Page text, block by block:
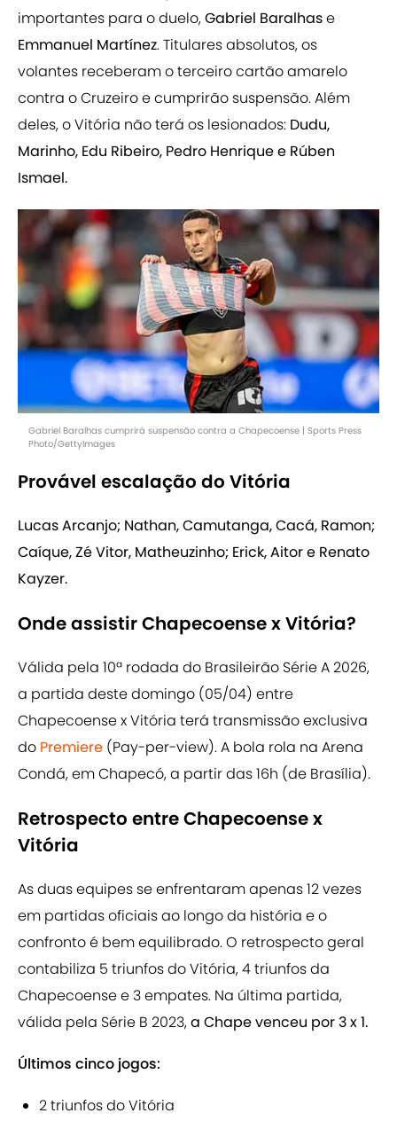
importantes para o duelo,Gabriel Baralhase
Emmanuel Martínez. Titulares absolutos, os
volantes receberam o terceiro cartão amarelo
contra o Cruzeiro e cumprirão suspensão. Além
deles, o Vitória não terá os lesionados: Dudu,
Marinho, Edu Ribeiro, Pedro Henrique e Rúben
Ismael.
Gabriel Baralhas cumprirá suspensão contra a Chapecoense | Sports Press
Photo/GettyImages
Provável escalação do Vitória
Lucas Arcanjo; Nathan, Camutanga, Cacá, Ramon;
Caíque, Zé Vitor, Matheuzinho; Erick, Aitor e Renato
Kayzer.
Onde assistir Chapecoense x Vitória?
Válida pela 10ª rodada do Brasileirão Série A 2026,
a partida deste domingo (05/04) entre
Chapecoense x Vitória terá transmissão exclusiva
do Premiere (Pay-per-view). A bola rola na Arena
Condá, em Chapecó, a partir das 16h (de Brasília).
Retrospecto entre Chapecoense x
Vitória
As duas equipes se enfrentaram apenas 12 vezes
em partidas oficiais ao longo da história e o
confronto é bem equilibrado. O retrospecto geral
contabiliza 5 triunfos do Vitória, 4 triunfos da
Chapecoense e 3 empates. Na última partida,
válida pela Série B 2023,a Chape venceu por 3 x 1.
Últimos cinco jogos:
2 triunfos do Vitória